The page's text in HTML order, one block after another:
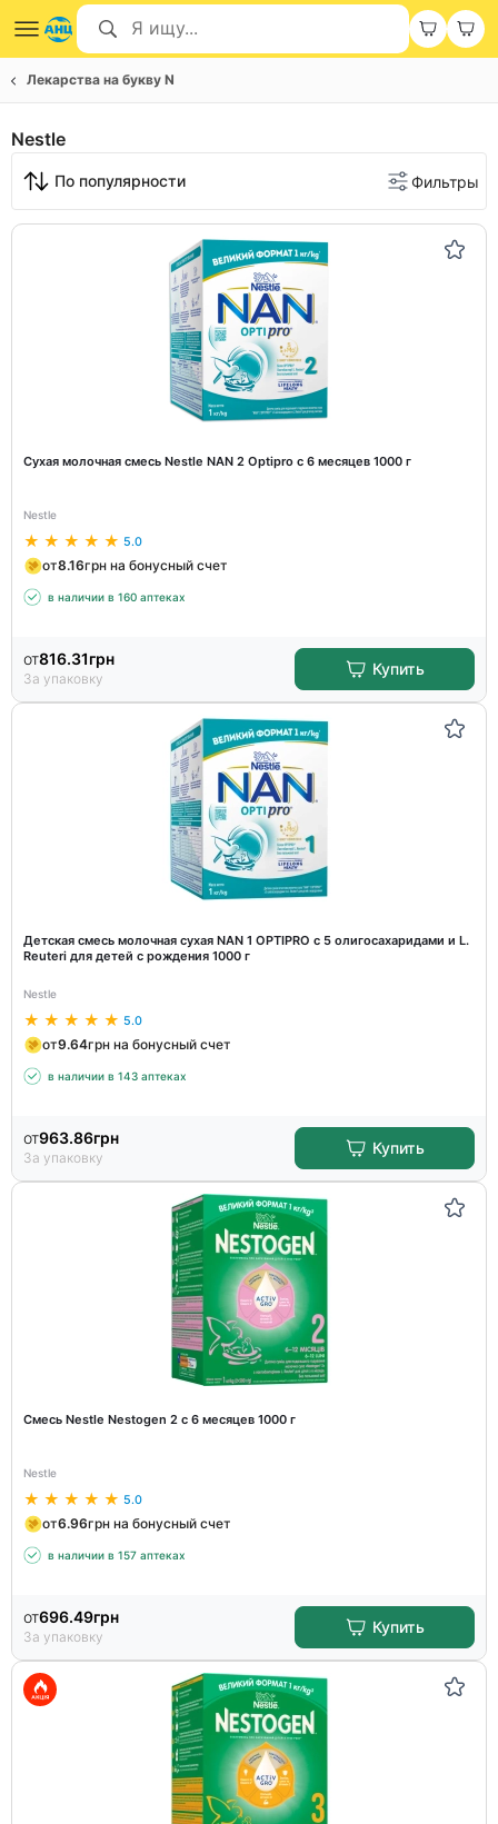
Лекарства на букву N
Nestle
По популярности Фильтры
Сухая молочная смесь Nestle NAN 2 Optipro с 6 месяцев 1000 г
Nestle
5.0
от8.16грн на бонусный счет
в наличии в 160 аптеках
от816.31грн
За упаковку
Купить
Детская смесь молочная сухая NAN 1 OPTIPRO с 5 олигосахаридами и L.
Reuteri для детей с рождения 1000 г
Nestle
5.0
от9.64грн на бонусный счет
в наличии в 143 аптеках
от963.86грн
За упаковку
Купить
Смесь Nestle Nestogen 2 с 6 месяцев 1000 г
Nestle
5.0
от6.96грн на бонусный счет
в наличии в 157 аптеках
от696.49грн
За упаковку
Купить